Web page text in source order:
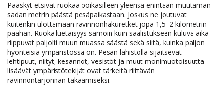
Pääskyt etsivät ruokaa poikasilleen yleensä enintään muutaman
sadan metrin päästä pesäpaikastaan. Joskus ne joutuvat
kuitenkin ulottamaan ravinnonhakuretket jopa 1,5–2 kilometrin
päähän. Ruokailuetäisyys samoin kuin saalistukseen kuluva aika
riippuvat paljolti muun muassa säästä sekä siitä, kuinka paljon
hyönteisiä ympäristössä on. Pesän lähistöllä sijaitsevat
lehtipuut, niityt, kesannot, vesistöt ja muut monimuotoisuutta
lisäävät ympäristötekijät ovat tärkeitä riittävän
ravinnontarjonnan takaamiseksi.